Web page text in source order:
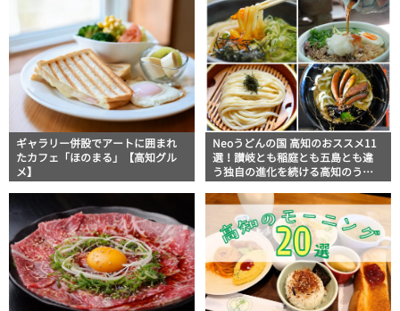
ギャラリー併設でアートに囲まれ
たカフェ「ほのまる」【高知グル
メ】
Neoうどんの国 高知のおススメ11
選！讃岐とも稲庭とも五島とも違
う独自の進化を続ける高知のうど